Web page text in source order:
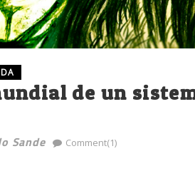
de un
Sande Comment(1)